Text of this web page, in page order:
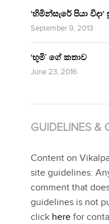
‘හිමින්සැරේ පියා
September 9, 2013
‘භූමි’ ගේ කතාව
June 23, 2016
GUIDELINES &
Content on
site guidelines.
comment that
guidelines is not
click here for